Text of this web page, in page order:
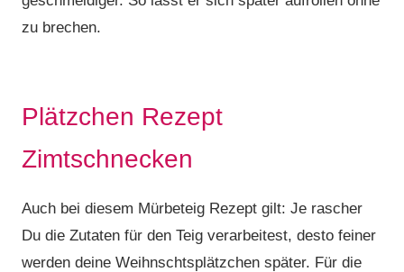
zu brechen.
Plätzchen Rezept
Zimtschnecken
Auch bei diesem Mürbeteig Rezept gilt: Je rascher
Du die Zutaten für den Teig verarbeitest, desto feiner
werden deine Weihnschtsplätzchen später. Für die